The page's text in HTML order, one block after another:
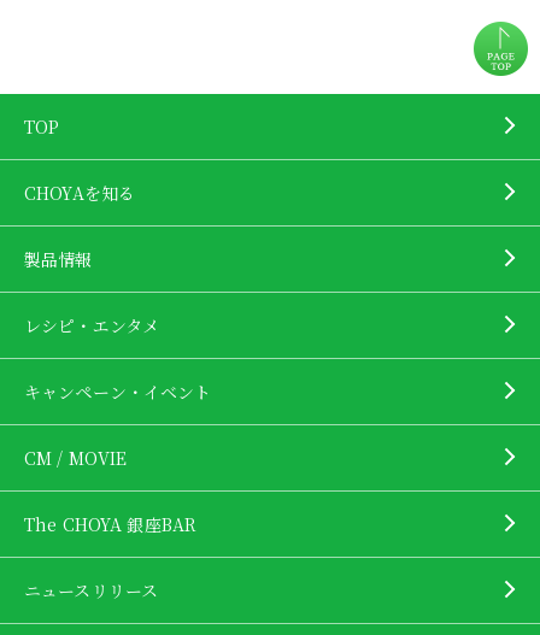
TOP
CHOYAを知る
製品情報
レシピ・エンタメ
キャンペーン・イベント
CM / MOVIE
The CHOYA 銀座BAR
ニュースリリース